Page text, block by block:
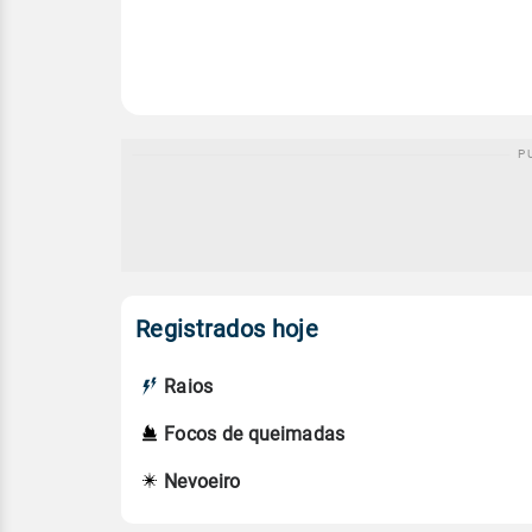
Registrados hoje
Raios
Focos de queimadas
Nevoeiro